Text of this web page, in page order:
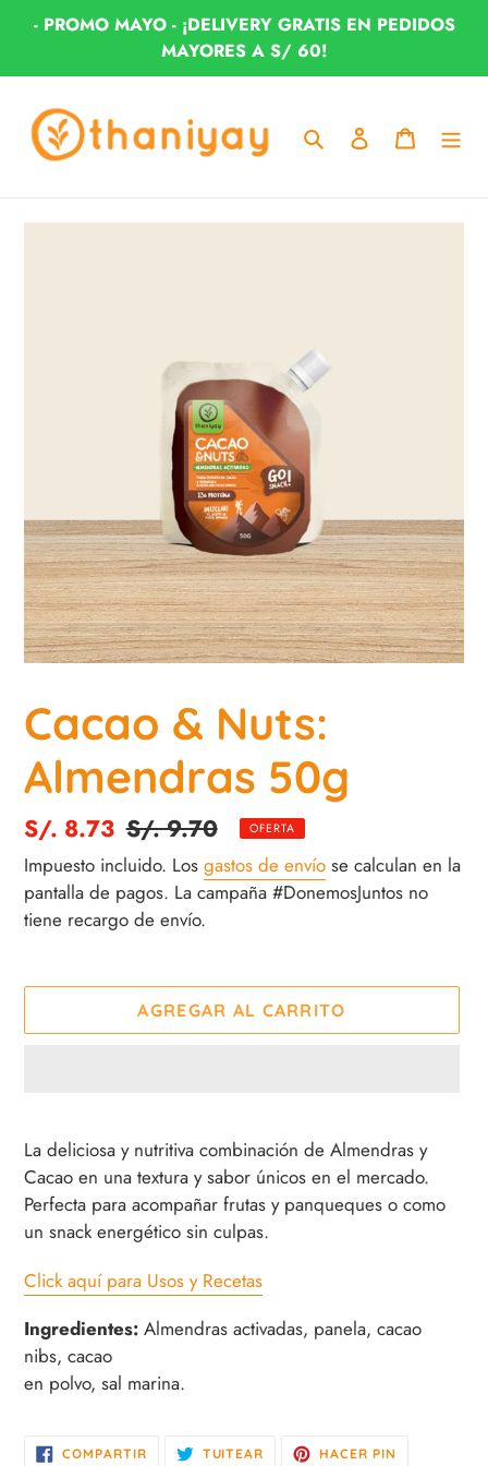
al
contenido
- PROMO MAYO - ¡DELIVERY GRATIS EN PEDIDOS
MAYORES A S/ 60!
Buscar Ingresar Carrito
Cacao & Nuts:
Almendras 50g
Precio
de
venta
S/. 8.73 Precio
habitual
S/. 9.70 OFERTA
Impuesto incluido. Los gastos de envío se calculan en la
pantalla de pagos. La campaña #DonemosJuntos no
tiene recargo de envío.
AGREGAR AL CARRITO
el
producto
a
tu
de
La deliciosa y nutritiva combinación de Almendras y
Cacao en una textura y sabor únicos en el mercado.
Perfecta para acompañar frutas y panqueques o como
un snack energético sin culpas.
Click aquí para Usos y Recetas
Ingredientes: Almendras activadas, panela, cacao
nibs, cacao
en polvo, sal marina.
COMPARTIRCOMPARTIRTUITEAR TUITEARHACER PIN